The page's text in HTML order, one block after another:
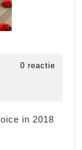
0 reactie
in 2018